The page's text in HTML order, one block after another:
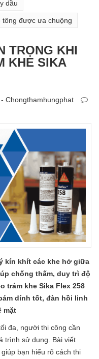
dầu
tông được ưa chuộng
TRỌNG KHI
KHE SIKA
Chongthamhungphat
kín khít các khe hở giữa
chống thấm, duy trì độ
trám khe Sika Flex 258
dính tốt, đàn hồi linh
mặt
đa, người thi công cần
trình sử dụng. Bài viết
giúp bạn hiểu rõ cách thi